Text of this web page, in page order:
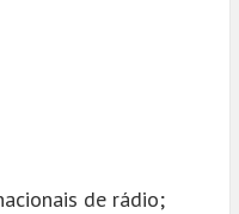
de rádio;